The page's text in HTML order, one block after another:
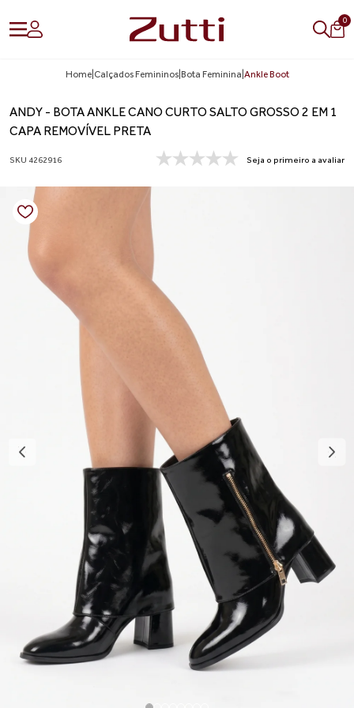
0
Home| Calçados Femininos| Bota Feminina Ankle Boot
ANDY - BOTA ANKLE CANO CURTO SALTO GROSSO 2 EM 1
CAPA REMOVÍVEL PRETA
SKU 4262916 Seja o primeiro a avaliar